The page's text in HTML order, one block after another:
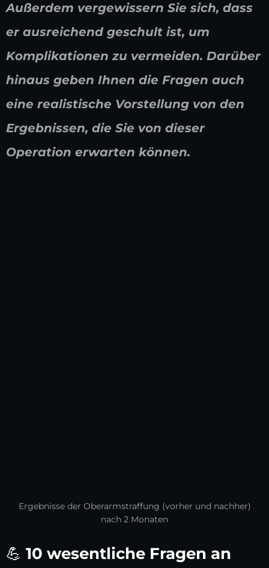
Außerdem vergewissern Sie sich, dass
er ausreichend geschult ist, um
Komplikationen zu vermeiden. Darüber
hinaus geben Ihnen die Fragen auch
eine realistische Vorstellung von den
Ergebnissen, die Sie von dieser
Operation erwarten können.
Ergebnisse der Oberarmstraffung (vorher und nachher)
nach 2 Monaten
💪 10 wesentliche Fragen an